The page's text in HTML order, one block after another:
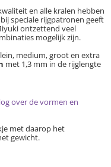
en alle kralen hebben
speciale rijgpatronen geeft
ontzettend veel
mogelijk zijn.
medium, groot en extra
met 1,3 mm in de rijglengte
over de vormen en
met daarop het
gewicht.